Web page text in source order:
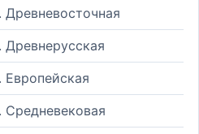
Древневосточная
Древнерусская
Европейская
Средневековая